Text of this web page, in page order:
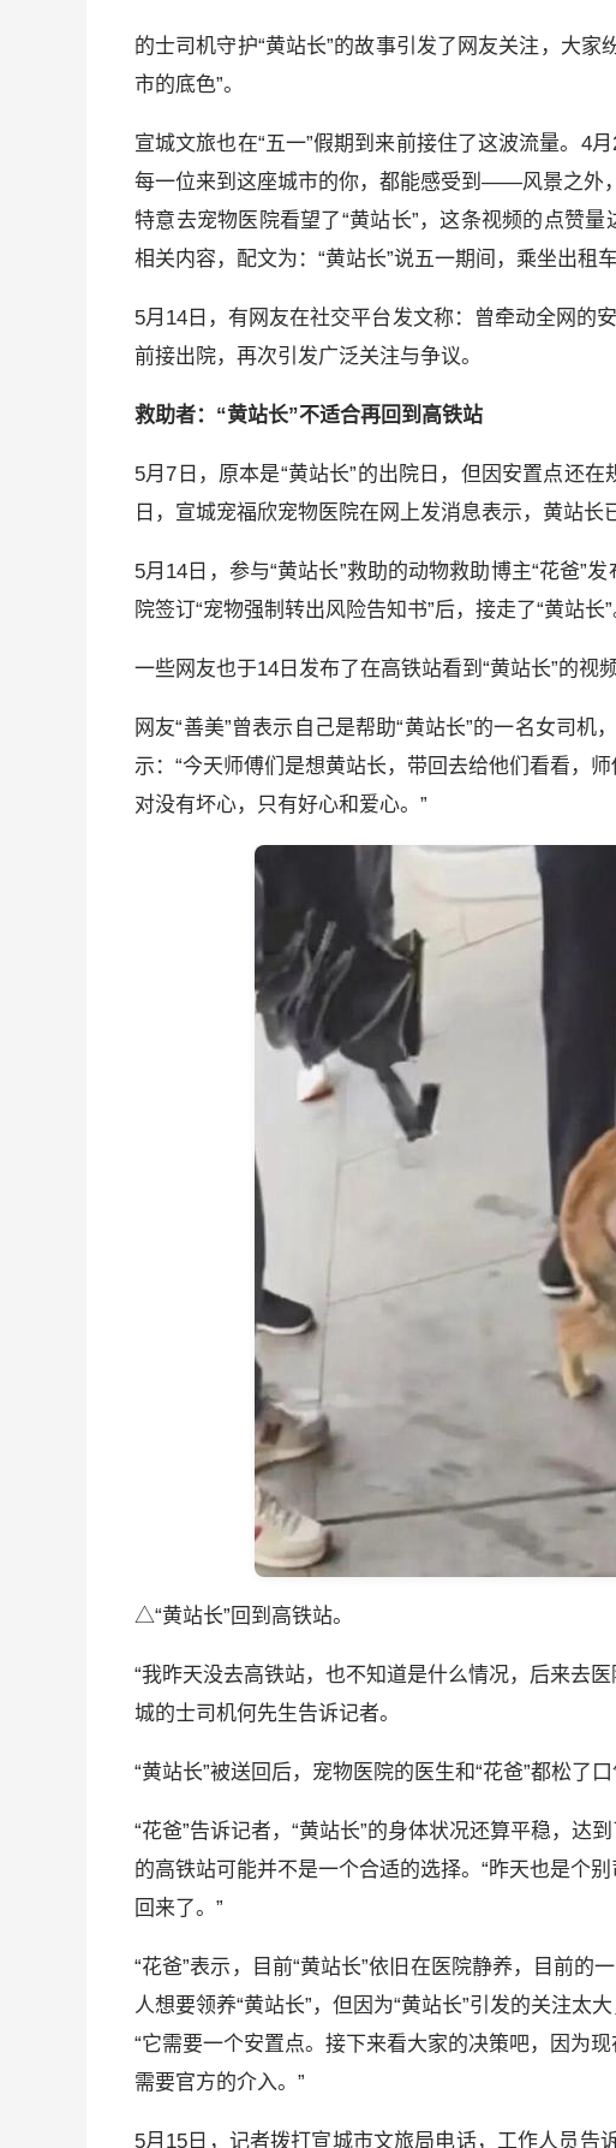
的士司机守护“黄站长”的故事引发了网友关注，大
市的底色”。
宣城文旅也在“五一”假期到来前接住了这波流量。4
每一位来到这座城市的你，都能感受到——风景之外
特意去宠物医院看望了“黄站长”，这条视频的点赞量
相关内容，配文为：“黄站长”说五一期间，乘坐出租
5月14日，有网友在社交平台发文称：曾牵动全网的
前接出院，再次引发广泛关注与争议。
救助者：“黄站长”不适合再回到高铁站
5月7日，原本是“黄站长”的出院日，但因安置点还
日，宣城宠福欣宠物医院在网上发消息表示，黄站长
5月14日，参与“黄站长”救助的动物救助博主“花爸”
院签订“宠物强制转出风险告知书”后，接走了“黄站长”
一些网友也于14日发布了在高铁站看到“黄站长”的视
网友“善美”曾表示自己是帮助“黄站长”的一名女司机
示：“今天师傅们是想黄站长，带回去给他们看看，
对没有坏心，只有好心和爱心。”
△“黄站长”回到高铁站。
“我昨天没去高铁站，也不知道是什么情况，后来去
城的士司机何先生告诉记者。
“黄站长”被送回后，宠物医院的医生和“花爸”都松了口
“花爸”告诉记者，“黄站长”的身体状况还算平稳，达
的高铁站可能并不是一个合适的选择。“昨天也是个
回来了。”
“花爸”表示，目前“黄站长”依旧在医院静养，目前的
人想要领养“黄站长”，但因为“黄站长”引发的关注太
“它需要一个安置点。接下来看大家的决策吧，因为
需要官方的介入。”
5月15日，记者拨打宣城市文旅局电话，工作人员告